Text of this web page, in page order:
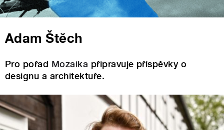
Adam Štěch
Pro pořad Mozaika připravuje příspěvky o
designu a architektuře.